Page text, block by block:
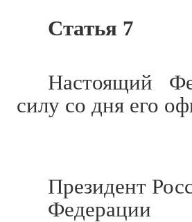
Статья 7
Настоящий
силу со дня его
Президент